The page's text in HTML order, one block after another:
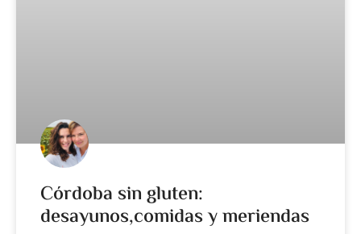
Córdoba sin gluten:
desayunos,comidas y meriendas